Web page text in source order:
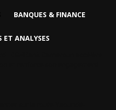
BANQUES & FINANCE
ET ANALYSES